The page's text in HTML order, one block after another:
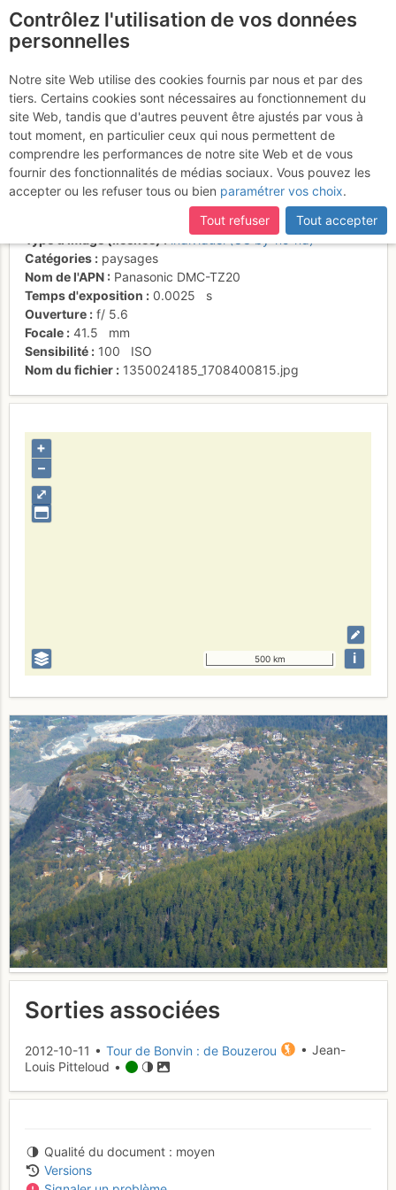
Tour de Bonvin: Face S.
de Vercorin
Activités
Date/heure
Jean-Louis Pitteloud
individuel (CC by-nc-nd)
Catégories
paysages
Nom de l'APN
Panasonic DMC-TZ20
Temps d'exposition
0.0025
s
Ouverture
f/ 5.6
Focale
41.5
mm
Sensibilité
100
ISO
Nom du fichier
1350024185_1708400815.jpg
⤢
+
–
500 km i
Sorties associées
2012-10-11 • Tour de Bonvin : de Bouzerou
• Jean-
Louis Pitteloud •
Qualité du document
moyen
Versions
Contrôlez l'utilisation de vos données
personnelles
Notre site Web utilise des cookies fournis par nous et par des
tiers. Certains cookies sont nécessaires au fonctionnement du
site Web, tandis que d'autres peuvent être ajustés par vous à
tout moment, en particulier ceux qui nous permettent de
comprendre les performances de notre site Web et de vous
fournir des fonctionnalités de médias sociaux. Vous pouvez les
accepter ou les refuser tous ou bien paramétrer vos choix.
Tout refuser
Tout accepter